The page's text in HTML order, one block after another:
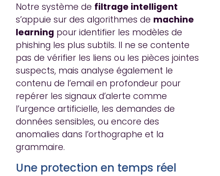
Notre système de filtrage intelligent
s’appuie sur des algorithmes de machine
learning pour identifier les modèles de
phishing les plus subtils. Il ne se contente
pas de vérifier les liens ou les pièces jointes
suspects, mais analyse également le
contenu de l’email en profondeur pour
repérer les signaux d’alerte comme
l’urgence artificielle, les demandes de
données sensibles, ou encore des
anomalies dans l’orthographe et la
grammaire.
Une protection en temps réel